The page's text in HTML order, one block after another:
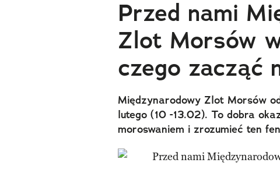
Przed nami
Zlot Morsów
czego zacząć
Międzynarodowy Zlot Morsów
lutego (10 -13.02). To dobra
moroswaniem i zrozumieć ten